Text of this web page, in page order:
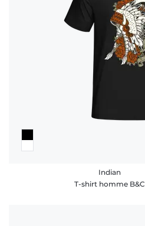
Indian
T-shirt homme B&C